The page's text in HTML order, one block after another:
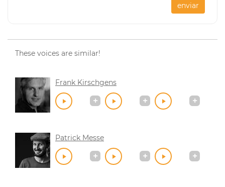
enviar
These voices are similar!
Frank Kirschgens
Patrick Messe